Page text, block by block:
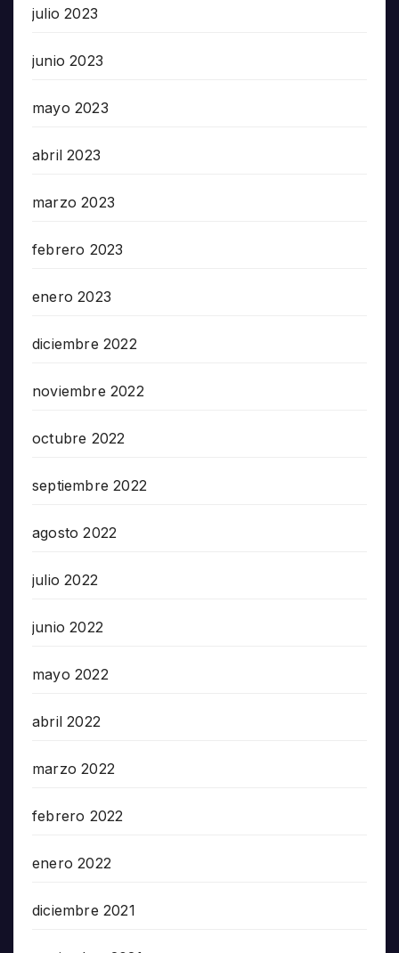
julio 2023
junio 2023
mayo 2023
abril 2023
marzo 2023
febrero 2023
enero 2023
diciembre 2022
noviembre 2022
octubre 2022
septiembre 2022
agosto 2022
julio 2022
junio 2022
mayo 2022
abril 2022
marzo 2022
febrero 2022
enero 2022
diciembre 2021